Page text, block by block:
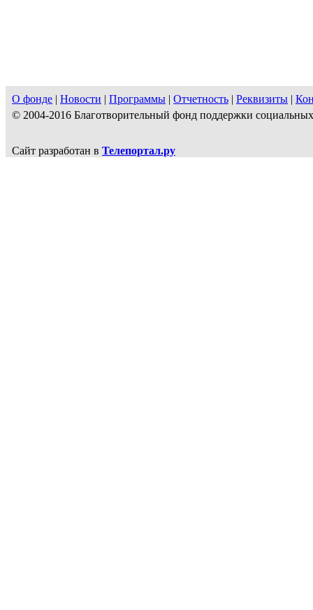
О фонде | Новости | Программы | Отчетность | Реквизиты |
© 2004-2016 Благотворительный фонд поддержки
Сайт разработан в Телепортал.ру